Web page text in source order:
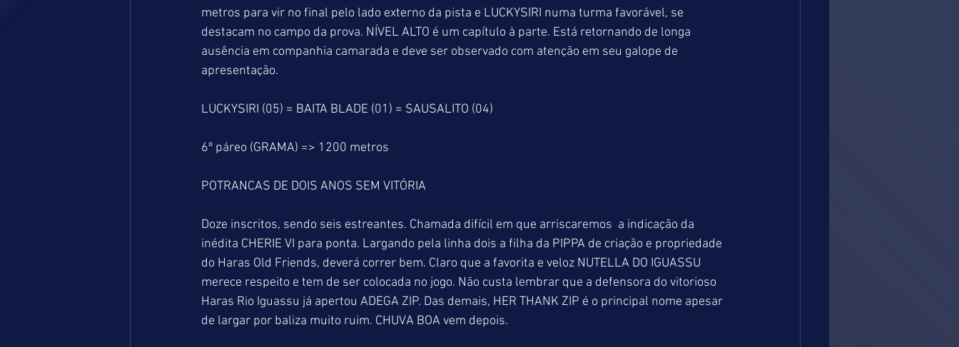
metros para vir no final pelo lado externo da pista e LUCKYSIRI numa turma favorável, se
destacam no campo da prova. NÍVEL ALTO é um capítulo à parte. Está retornando de longa
ausência em companhia camarada e deve ser observado com atenção em seu galope de
apresentação.
LUCKYSIRI (05) = BAITA BLADE (01) = SAUSALITO (04)
6º páreo (GRAMA) => 1200 metros
POTRANCAS DE DOIS ANOS SEM VITÓRIA
Doze inscritos, sendo seis estreantes. Chamada difícil em que arriscaremos  a indicação da
inédita CHERIE VI para ponta. Largando pela linha dois a filha da PIPPA de criação e propriedade
do Haras Old Friends, deverá correr bem. Claro que a favorita e veloz NUTELLA DO IGUASSU
merece respeito e tem de ser colocada no jogo. Não custa lembrar que a defensora do vitorioso
Haras Rio Iguassu já apertou ADEGA ZIP. Das demais, HER THANK ZIP é o principal nome apesar
de largar por baliza muito ruim. CHUVA BOA vem depois.